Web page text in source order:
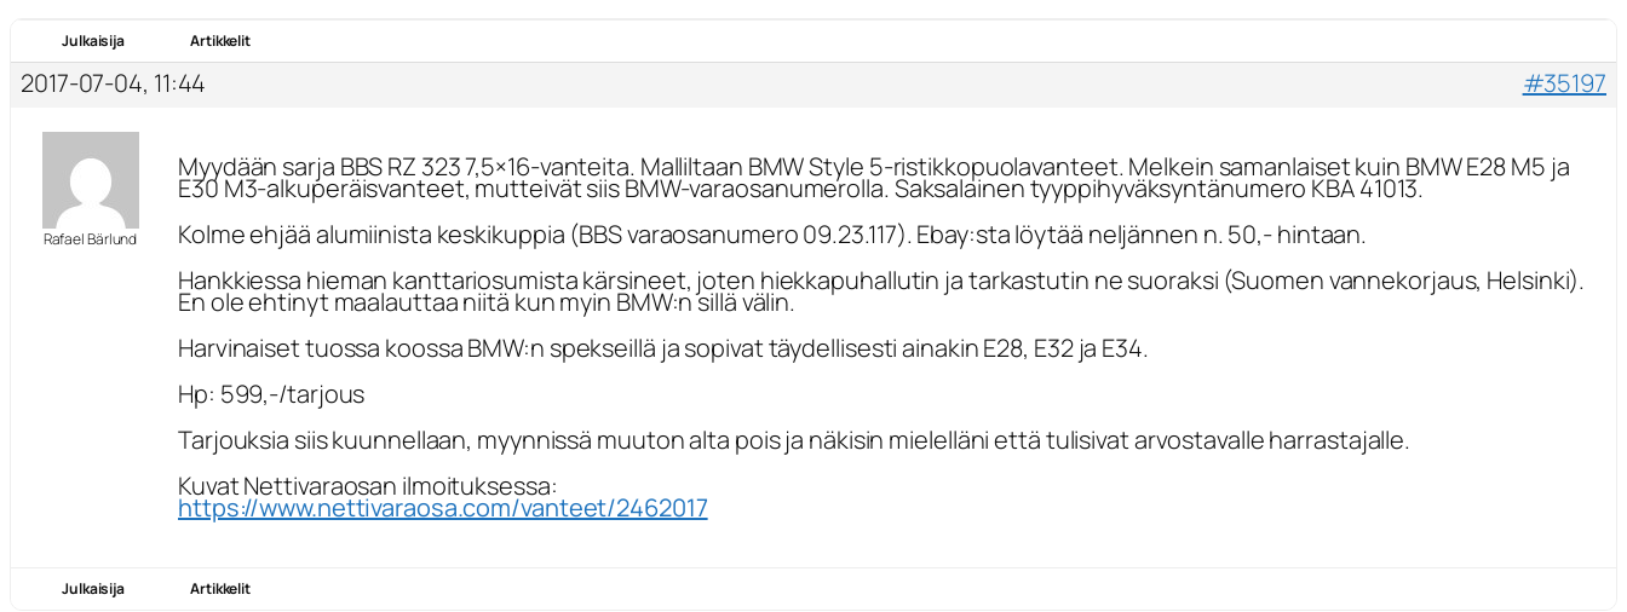
Julkaisija Artikkelit
2017-07-04, 11:44 #35197
Rafael Bärlund
Myydään sarja BBS RZ 323 7,5×16-vanteita. Malliltaan BMW Style 5-ristikkopuolavanteet. Melkein samanlaiset kuin BMW E28 M5 ja
E30 M3-alkuperäisvanteet, mutteivät siis BMW-varaosanumerolla. Saksalainen tyyppihyväksyntänumero KBA 41013.
Kolme ehjää alumiinista keskikuppia (BBS varaosanumero 09.23.117). Ebay:sta löytää neljännen n. 50,- hintaan.
Hankkiessa hieman kanttariosumista kärsineet, joten hiekkapuhallutin ja tarkastutin ne suoraksi (Suomen vannekorjaus, Helsinki).
En ole ehtinyt maalauttaa niitä kun myin BMW:n sillä välin.
Harvinaiset tuossa koossa BMW:n spekseillä ja sopivat täydellisesti ainakin E28, E32 ja E34.
Hp: 599,-/tarjous
Tarjouksia siis kuunnellaan, myynnissä muuton alta pois ja näkisin mielelläni että tulisivat arvostavalle harrastajalle.
Kuvat Nettivaraosan ilmoituksessa:
https://www.nettivaraosa.com/vanteet/2462017
Julkaisija Artikkelit